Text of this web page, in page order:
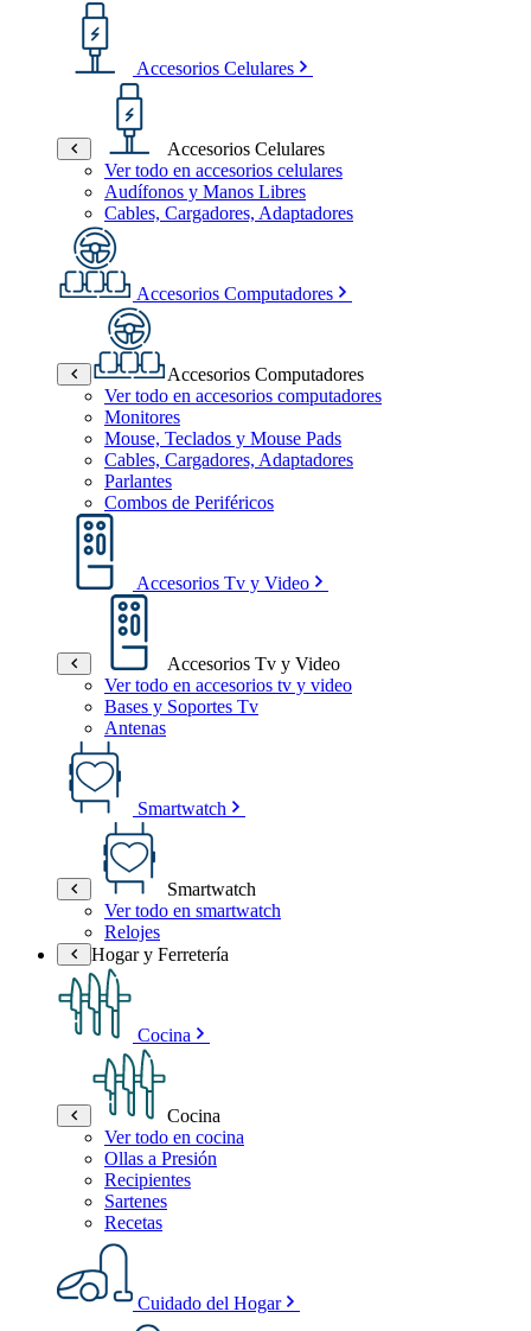
Accesorios Celulares
Accesorios Celulares
Ver todo en accesorios celulares
Audífonos y Manos Libres
Cables, Cargadores, Adaptadores
Accesorios Computadores
Accesorios Computadores
Ver todo en accesorios computadores
Monitores
Mouse, Teclados y Mouse Pads
Cables, Cargadores, Adaptadores
Parlantes
Combos de Periféricos
Accesorios Tv y Video
Accesorios Tv y Video
Ver todo en accesorios tv y video
Bases y Soportes Tv
Antenas
Smartwatch
Smartwatch
Ver todo en smartwatch
Relojes
Hogar y Ferretería
Cocina
Cocina
Ver todo en cocina
Ollas a Presión
Recipientes
Sartenes
Recetas
Cuidado del Hogar